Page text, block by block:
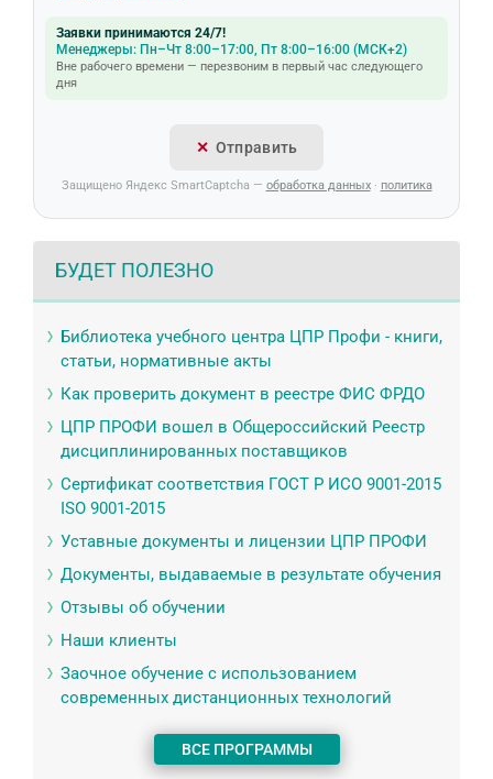
Заявки принимаются 24/7!
Менеджеры: Пн–Чт 8:00–17:00, Пт 8:00–16:00 (МСК+2)
Вне рабочего времени — перезвоним в первый час следующего
дня
Отправить
Защищено Яндекс SmartCaptcha — обработка данных· политика
БУДЕТ ПОЛЕЗНО
Библиотека учебного центра ЦПР Профи - книги,
статьи, нормативные акты
Как проверить документ в реестре ФИС ФРДО
ЦПР ПРОФИ вошел в Общероссийский Реестр
дисциплинированных поставщиков
Сертификат соответствия ГОСТ Р ИСО 9001-2015
ISO 9001-2015
Уставные документы и лицензии ЦПР ПРОФИ
Документы, выдаваемые в результате обучения
Отзывы об обучении
Наши клиенты
Заочное обучение с использованием
современных дистанционных технологий
ВСЕ ПРОГРАММЫ